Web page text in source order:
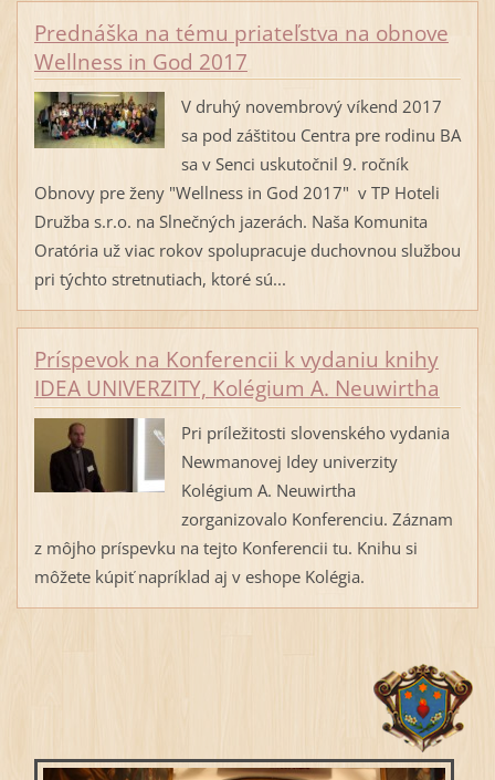
Prednáška na tému priateľstva na obnove
Wellness in God 2017
V druhý novembrový víkend 2017
sa pod záštitou Centra pre rodinu BA
sa v Senci uskutočnil 9. ročník
Obnovy pre ženy "Wellness in God 2017" v TP Hoteli
Družba s.r.o. na Slnečných jazerách. Naša Komunita
Oratória už viac rokov spolupracuje duchovnou službou
pri týchto stretnutiach, ktoré sú...
Príspevok na Konferencii k vydaniu knihy
IDEA UNIVERZITY, Kolégium A. Neuwirtha
Pri príležitosti slovenského vydania
Newmanovej Idey univerzity
Kolégium A. Neuwirtha
zorganizovalo Konferenciu. Záznam
z môjho príspevku na tejto Konferencii tu. Knihu si
môžete kúpiť napríklad aj v eshope Kolégia.